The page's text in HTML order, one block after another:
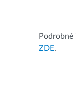
ZDE.